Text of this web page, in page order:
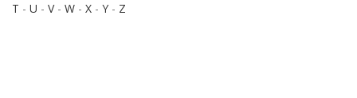
T - U - V- W - X - Y - Z